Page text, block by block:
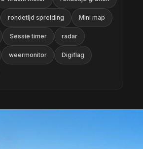
rondetijd spreiding Mini map
Sessie timer radar
weermonitor Digiflag